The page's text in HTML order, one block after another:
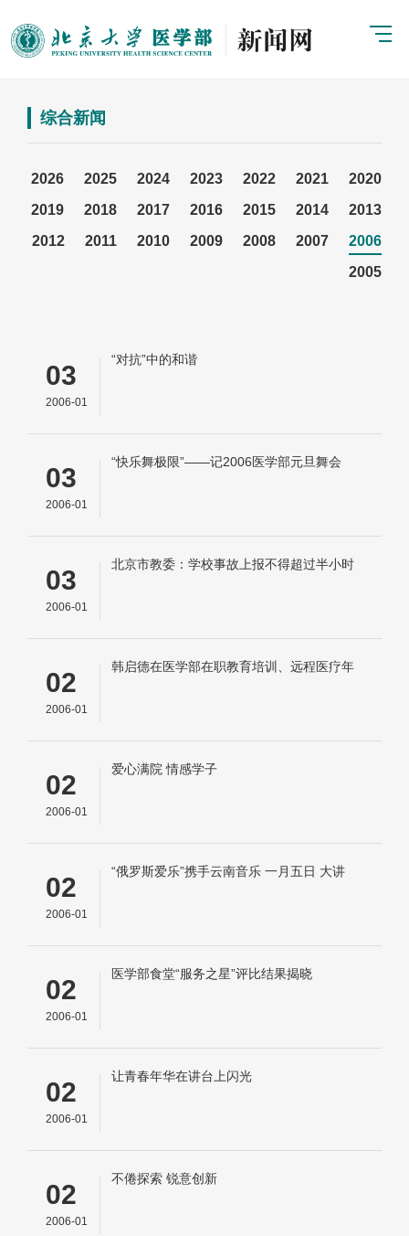
综合新闻
2026 2025 2024 2023 2022 2021
2020
2019
2018 2017 2016 2015 2014
2013
2012
2011 2010 2009 2008 2007
2006
2005
03
2006-01
“对抗”中的和谐
03
2006-01
“快乐舞极限”――记2006医学部元旦舞会
03
2006-01
北京市教委：学校事故上报不得超过半小时
02
2006-01
韩启德在医学部在职教育培训、远程医疗年
02
2006-01
爱心满院 情感学子
02
2006-01
“俄罗斯爱乐”携手云南音乐 一月五日 大讲
02
2006-01
医学部食堂“服务之星”评比结果揭晓
02
2006-01
让青春年华在讲台上闪光
02
2006-01
不倦探索 锐意创新